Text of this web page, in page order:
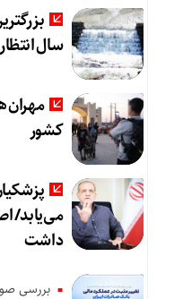
سال
مهران
کشور
می‌یابد/
داشت